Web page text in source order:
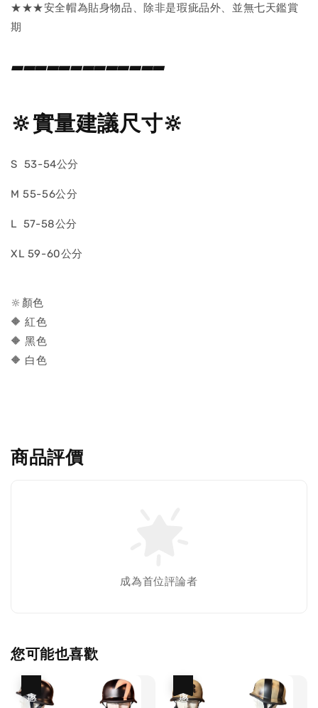
★★★安全帽為貼身物品、除非是瑕疵品外、並無七天鑑賞
期
—————————————
🔆實量建議尺寸🔆
S 53-54公分
M 55-56公分
L 57-58公分
XL 59-60公分
🔆顏色
🔶 紅色
🔶 黑色
🔶 白色
商品評價
成為首位評論者
您可能也喜歡